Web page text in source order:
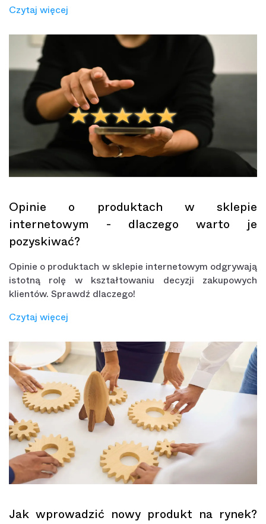
Czytaj więcej
Opinie o produktach w sklepie
internetowym - dlaczego warto je
pozyskiwać?
Opinie o produktach w sklepie internetowym odgrywają
istotną rolę w kształtowaniu decyzji zakupowych
klientów. Sprawdź dlaczego!
Czytaj więcej
Jak wprowadzić nowy produkt na rynek?